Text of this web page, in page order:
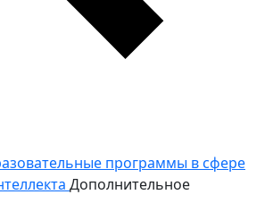
программы в сфере
Дополнительное